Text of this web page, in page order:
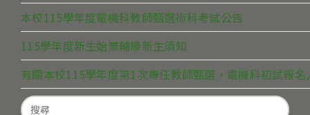
本校115學年度電機科教師甄選術科考試公告
115學年度新生始業輔導新生須知
有關本校115學年度第1次專任教師甄選，電機科初試報
Search